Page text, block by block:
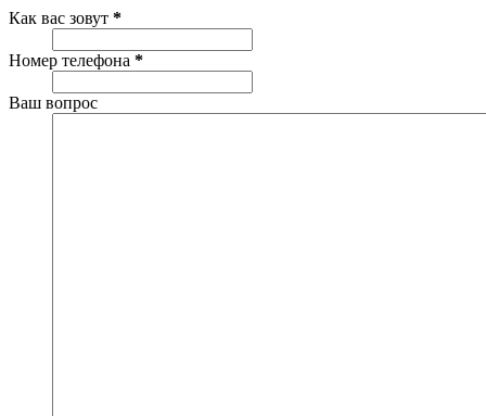
Как вас зовут *
Номер телефона *
Ваш вопрос